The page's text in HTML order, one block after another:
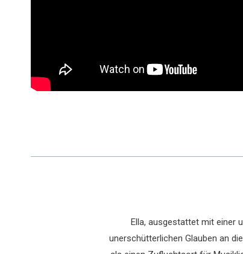
Ella, ausgestattet mit einer
unerschütterlichen Glauben an